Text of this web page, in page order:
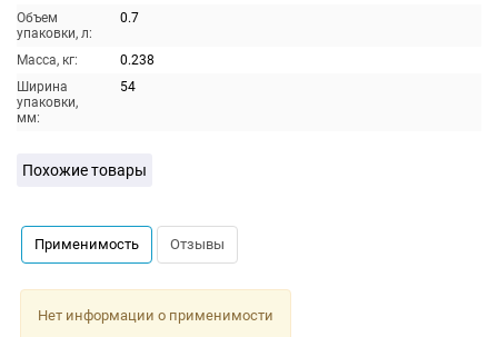
Объем
упаковки, л:
0.7
Масса, кг:
0.238
Ширина
упаковки,
мм:
54
Похожие товары
Применимость Отзывы
Нет информации о применимости